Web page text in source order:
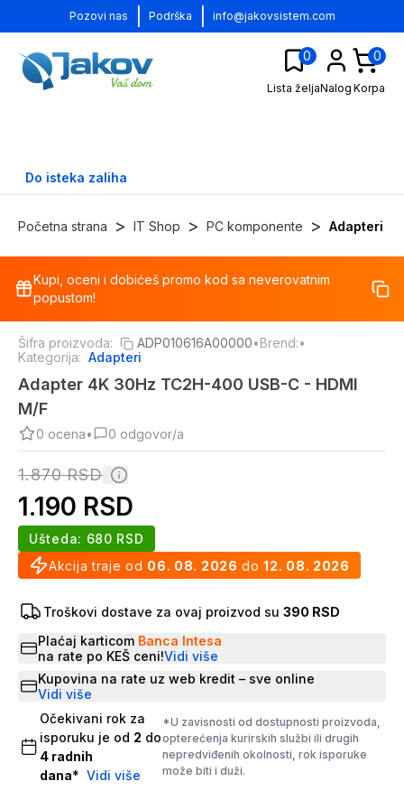
Pozovi nas Podrška info@jakovsistem.com
0
Lista željaNalog
0
Korpa
Do isteka zaliha
Početna strana > IT Shop > PC komponente > Adapteri
%
Kupi, oceni i dobićeš promo kod sa neverovatnim
popustom!
Šifra proizvoda: ADP010616A00000•Brend:•
Kategorija: Adapteri
Adapter 4K 30Hz TC2H-400 USB-C - HDMI
M/F
0 ocena• 0 odgovor/a
1.870RSD
1.190 RSD
Akcija traje od 06. 08. 2026 do 12. 08. 2026
Ušteda: 680 RSD
Troškovi dostave za ovaj proizvod su 390 RSD
Plaćaj karticom Banca Intesa
na rate po KEŠ ceni!Vidi više
Kupovina na rate uz web kredit – sve online
Vidi više
Očekivani rok za
isporuku je od 2 do
4 radnih
dana* Vidi više
*U zavisnosti od dostupnosti proizvoda,
opterećenja kurirskih službi ili drugih
nepredviđenih okolnosti, rok isporuke
može biti i duži.